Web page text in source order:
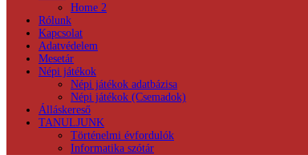
Home 2
Rólunk
Kapcsolat
Adatvédelem
Mesetár
Népi játékok
Népi játékok adatbázisa
Népi játékok (Csemadok)
Álláskereső
TANULJUNK
Történelmi évfordulók
Informatika szótár